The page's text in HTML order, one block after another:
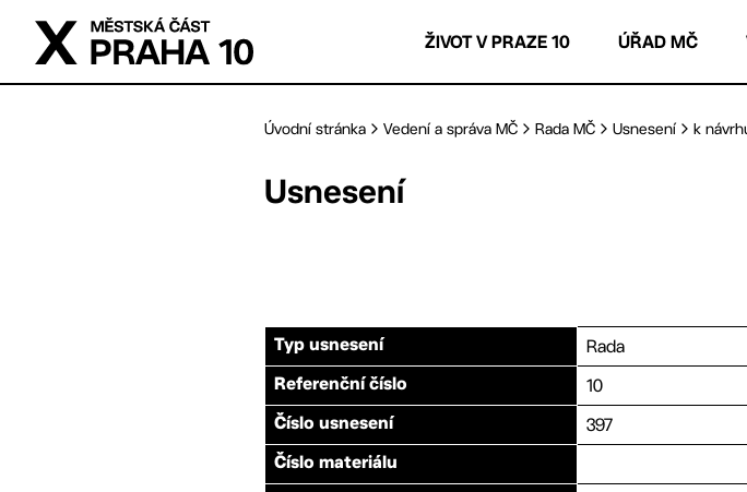
Přejít na hlavní obsah
ŽIVOT V PRAZE 10 ÚŘAD MČ
Úvodní stránka Vedení a správa MČ Rada MČ Usnesení k
Usnesení
Typ usnesení Rada
Referenční číslo 10
Číslo usnesení 397
Číslo materiálu